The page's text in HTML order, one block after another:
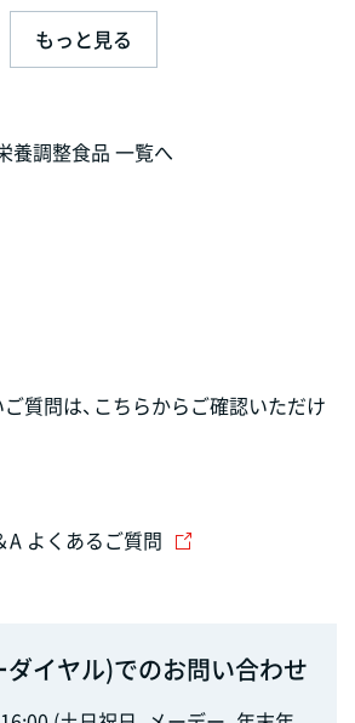
もっと見る
養調整食品 一覧へ
質問は、こちらからご確認いただけ
A よくあるご質問
イヤル)でのお問い合わせ